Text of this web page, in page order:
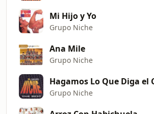
Mi Hijo y Yo
Grupo Niche
Ana Mile
Grupo Niche
Grupo Niche